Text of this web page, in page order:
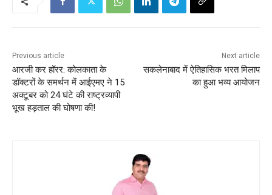
Previous article
आरजी कर हॉरर: कोलकाता के
डॉक्टरों के समर्थन में आईएमए ने 15
अक्टूबर को 24 घंटे की राष्ट्रव्यापी
भूख हड़ताल की घोषणा की!
Next article
सकलेनाबाद में ऐतिहासिक भरत मिलाप
का हुआ भव्य आयोजन